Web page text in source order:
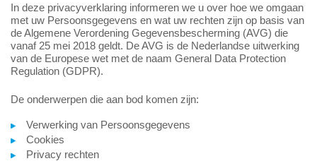
In deze privacyverklaring informeren we u over hoe we omgaan
met uw Persoonsgegevens en wat uw rechten zijn op basis van
de Algemene Verordening Gegevensbescherming (AVG) die
vanaf 25 mei 2018 geldt. De AVG is de Nederlandse uitwerking
van de Europese wet met de naam General Data Protection
Regulation (GDPR).
De onderwerpen die aan bod komen zijn:
Verwerking van Persoonsgegevens
Cookies
Privacy rechten